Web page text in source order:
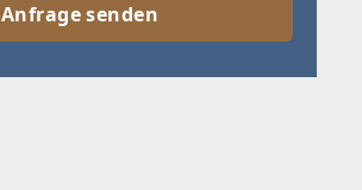
Anfrage senden